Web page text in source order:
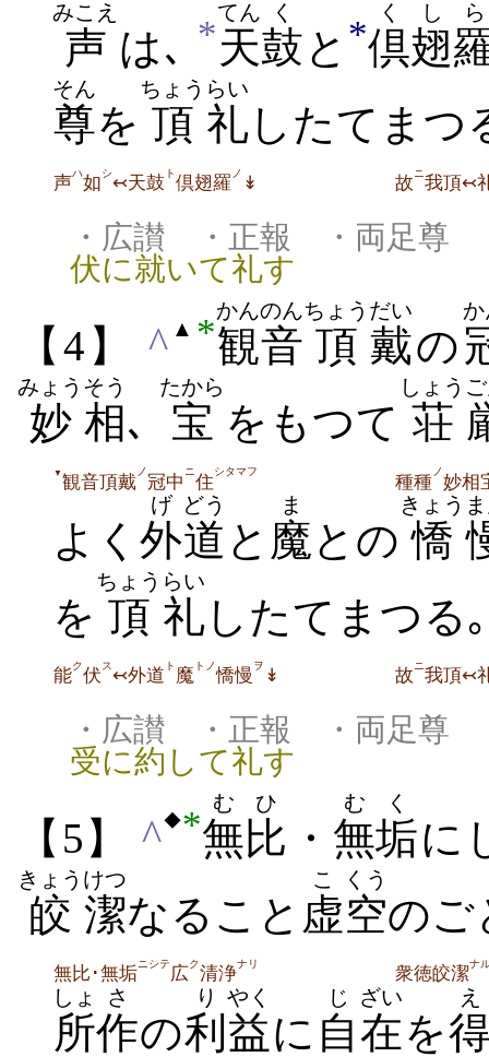
声
みこえ
は､ *天
てん
鼓
く
と *倶翅
くしら
尊
そん
を 頂
ちょう
礼
らい
したてまつ
声ハ如シ↢天鼓 ト倶翅羅 ノ ↡ 故 ニ我頂↢
・広讃 ・正報 ・両足尊
伏に就いて礼す
【4】 ^ ▲ *観音
かんのん
頂
ちょう
戴
だい
の
妙
みょう
相
そう
､ 宝
たから
をもつて 荘
しょう
▼観音頂戴 ノ冠中 ニ住シタマフ 種種 ノ妙相
よく 外
げ
道
どう
と 魔
ま
との 憍
きょう
を 頂
ちょう
礼
らい
したてまつる｡
能ク伏ス↢外道 ト 魔 トノ憍慢 ヲ ↡ 故 ニ我頂↢
・広讃 ・正報 ・両足尊
受に約して礼す
【5】 ^◆*無比
むひ
・ 無垢
むく
に
皎
きょう
潔
けつ
なること 虚
こ
空
くう
のご
無比･無垢ニシテ広ク清浄ナリ 衆徳皎潔ナ
所
しょ
作
さ
の利
り
益
やく
に 自
じ
在
ざい
を
え